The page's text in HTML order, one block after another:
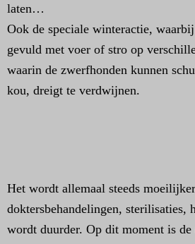
laten…
Ook de speciale winteractie,
gevuld met voer of stro op
waarin de zwerfhonden kunnen
kou, dreigt te verdwijnen.
Het wordt allemaal steeds
doktersbehandelingen, sterilisaties,
wordt duurder. Op dit moment is de